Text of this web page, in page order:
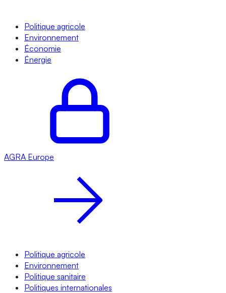
Politique agricole
Environnement
Économie
Énergie
AGRA Europe
Politique agricole
Environnement
Politique sanitaire
Politiques internationales